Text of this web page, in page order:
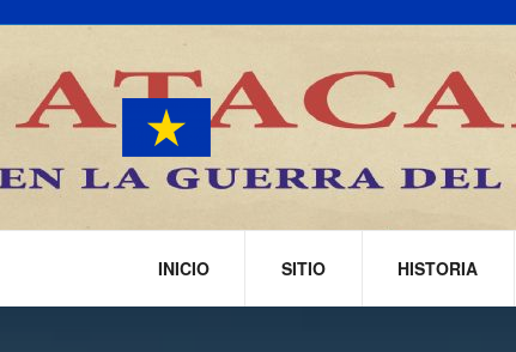
INICIO SITIO HISTORIA